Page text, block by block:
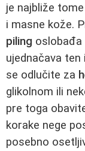
je najbliže
i masne kože.
piling oslobađa
ujednačava
se odlučite za
glikolnom ili
pre toga
korake nege
posebno